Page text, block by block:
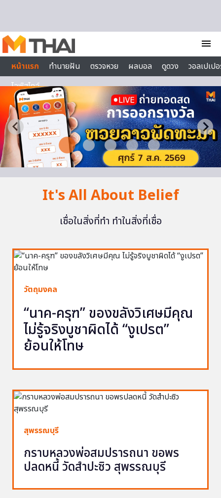
menu
หน้าแรก
ทำนายฝัน ตรวจหวย ผลบอล ดูดวง
วอลเปเป
ไลฟ์สไตล์
It's All About Belief
เชื่อในสิ่งที่ทำ ทำในสิ่งที่เชื่อ
วัตถุมงคล
“นาค-ครุฑ” ของขลังวิเศษมีคุณ
ไม่รู้จริงบูชาผิดได้ “งูเปรต”
ย้อนให้โทษ
สุพรรณบุรี
กราบหลวงพ่อสมปรารถนา ขอพร
ปลดหนี้ วัดสำปะซิว สุพรรณบุรี